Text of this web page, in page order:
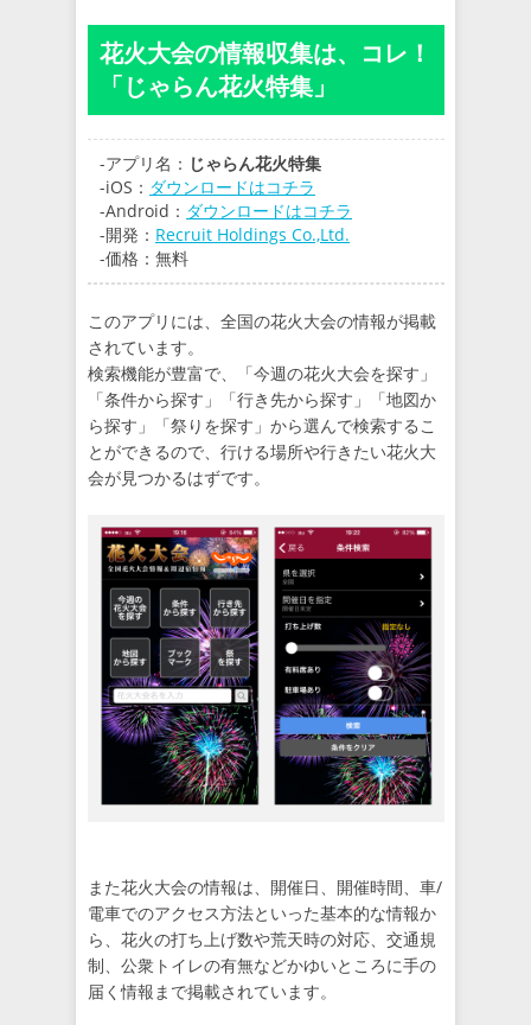
花火大会の情報収集は、コレ！
「じゃらん花火特集」
-アプリ名： じゃらん花火特集
-iOS： ダウンロードはコチラ
-Android： ダウンロードはコチラ
-開発： Recruit Holdings Co.,Ltd.
-価格：無料
このアプリには、全国の花火大会の情報が掲載
されています。
検索機能が豊富で、「今週の花火大会を探す」
「条件から探す」「行き先から探す」「地図か
ら探す」「祭りを探す」から選んで検索するこ
とができるので、行ける場所や行きたい花火大
会が見つかるはずです。
また花火大会の情報は、開催日、開催時間、車/
電車でのアクセス方法といった基本的な情報か
ら、花火の打ち上げ数や荒天時の対応、交通規
制、公衆トイレの有無などかゆいところに手の
届く情報まで掲載されています。